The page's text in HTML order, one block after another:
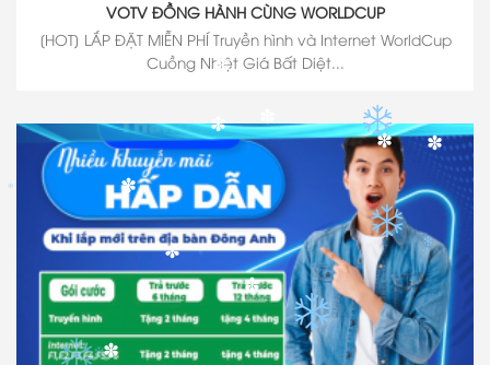
VOTV ĐỒNG HÀNH CÙNG WORLDCUP
[HOT] LẮP ĐẶT MIỄN PHÍ Truyền hình và Internet WorldCup
Cuồng Nhiệt Giá Bất Diệt...
✽
✽
✽
✽
✽
✽
✽